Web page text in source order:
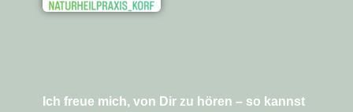
Ich freue mich, von Dir zu hören – so kannst